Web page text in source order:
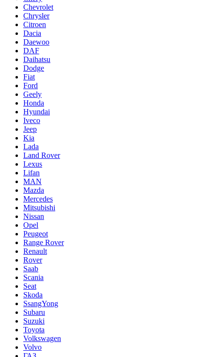
Chevrolet
Chrysler
Citroen
Dacia
Daewoo
DAF
Daihatsu
Dodge
Fiat
Ford
Geely
Honda
Hyundai
Iveco
Jeep
Kia
Lada
Land Rover
Lexus
Lifan
MAN
Mazda
Mercedes
Mitsubishi
Nissan
Opel
Peugeot
Range Rover
Renault
Rover
Saab
Scania
Seat
Skoda
SsangYong
Subaru
Suzuki
Toyota
Volkswagen
Volvo